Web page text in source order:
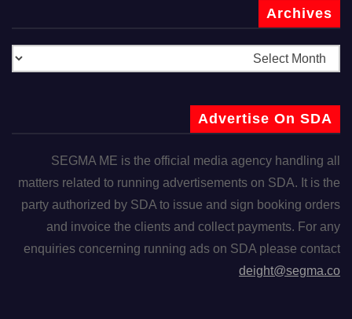
Archives
Advertise On SDA
SEGMA ME is the official media agency handling all
matters related to running advertisements on SDA. It is the
party authorized by SDA to issue and sign booking orders
and invoice the clients and collect payments. For any
enquiries concerning running ads on SDA please contact
deight@segma.co